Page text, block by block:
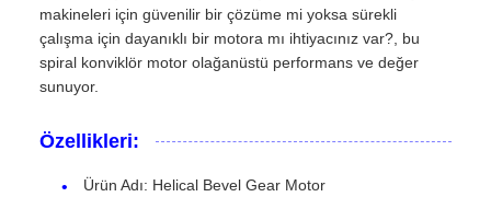
makineleri için güvenilir bir çözüme mi yoksa sürekli
çalışma için dayanıklı bir motora mı ihtiyacınız var?, bu
spiral konviklör motor olağanüstü performans ve değer
sunuyor.
Özellikleri:
Ürün Adı: Helical Bevel Gear Motor